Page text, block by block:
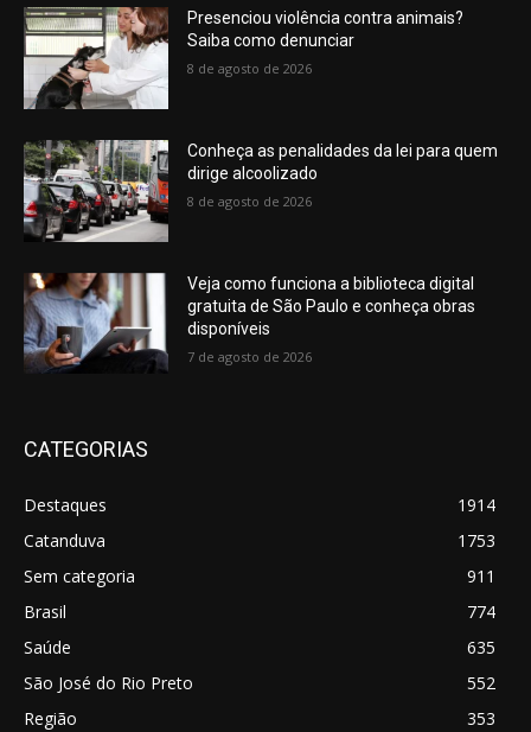
Presenciou violência contra animais?
Saiba como denunciar
8 de agosto de 2026
Conheça as penalidades da lei para quem
dirige alcoolizado
8 de agosto de 2026
Veja como funciona a biblioteca digital
gratuita de São Paulo e conheça obras
disponíveis
7 de agosto de 2026
CATEGORIAS
Destaques
1914
Catanduva
1753
Sem categoria
911
Brasil
774
Saúde
635
São José do Rio Preto
552
Região
353